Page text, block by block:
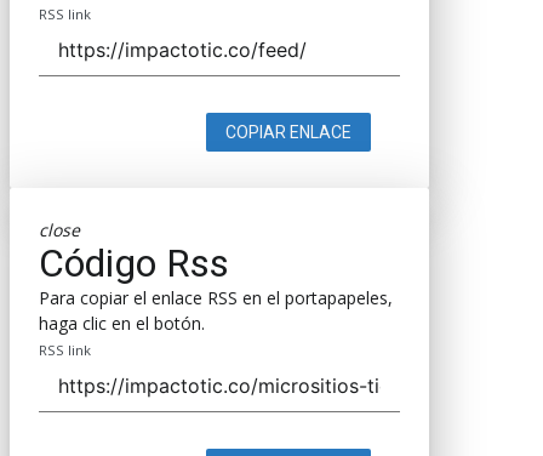
RSS link
COPIAR ENLACE
close
Código Rss
Para copiar el enlace RSS en el portapapeles,
haga clic en el botón.
RSS link